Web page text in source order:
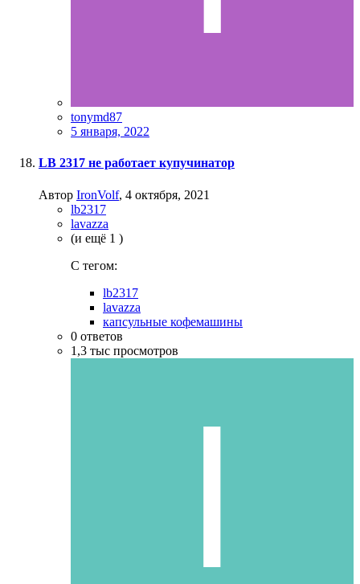
tonymd87
5 января, 2022
LB 2317 не работает купучинатор
Автор IronVolf, 4 октября, 2021
lb2317
lavazza
(и ещё 1 )
C тегом:
lb2317
lavazza
капсульные кофемашины
0 ответов
1,3 тыс просмотров